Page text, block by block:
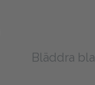
Bläddra